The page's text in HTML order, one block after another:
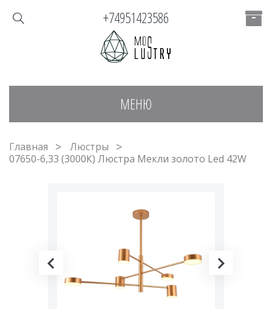
МЕНЮ
+74951423586
Главная
Люстры
07650-6,33 (3000К) Люстра Мекли золото Led 42W